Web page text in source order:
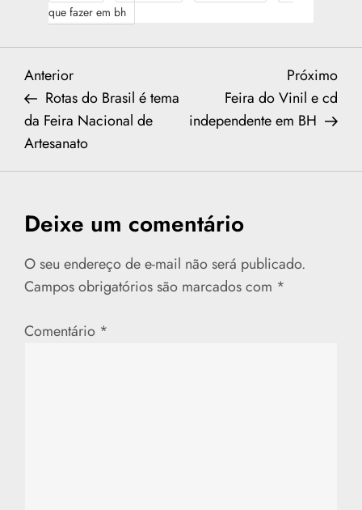
que fazer em bh
N
a
v
g
a
ã
Previous
Post
Anterior
Rotas do Brasil é tema
da Feira Nacional de
Artesanato
Próximo
Feira do Vinil e cd
independente em BH
Deixe um comentário
O seu endereço de e-mail não será publicado.
Campos obrigatórios são marcados com *
Comentário *